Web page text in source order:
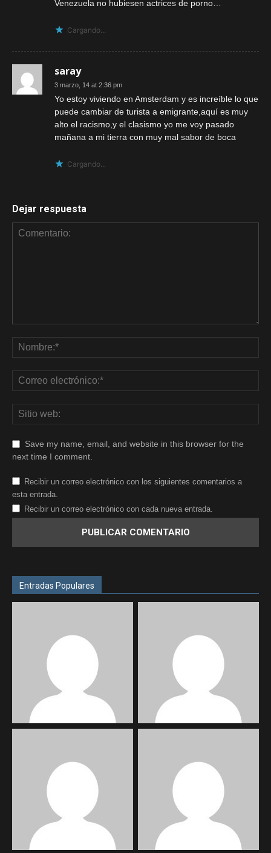
Venezuela no hubiesen actrices de porno…
Cargando...
saray
3 marzo, 14 at 2:36 pm
Yo estoy viviendo en Amsterdam y es increíble lo que
puede cambiar de turista a emigrante,aquí es muy
alto el racismo,y el clasismo yo me voy pasado
mañana a mi tierra con muy mal sabor de boca
Cargando...
Dejar respuesta
Save my name, email, and website in this browser for the
next time I comment.
Recibir un correo electrónico con los siguientes comentarios a
esta entrada.
Recibir un correo electrónico con cada nueva entrada.
Entradas Populares